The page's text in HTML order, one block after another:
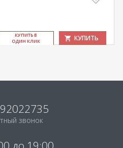
КУ­ПИТЬ В
ОДИН КЛИК
КУПИТЬ
звонок